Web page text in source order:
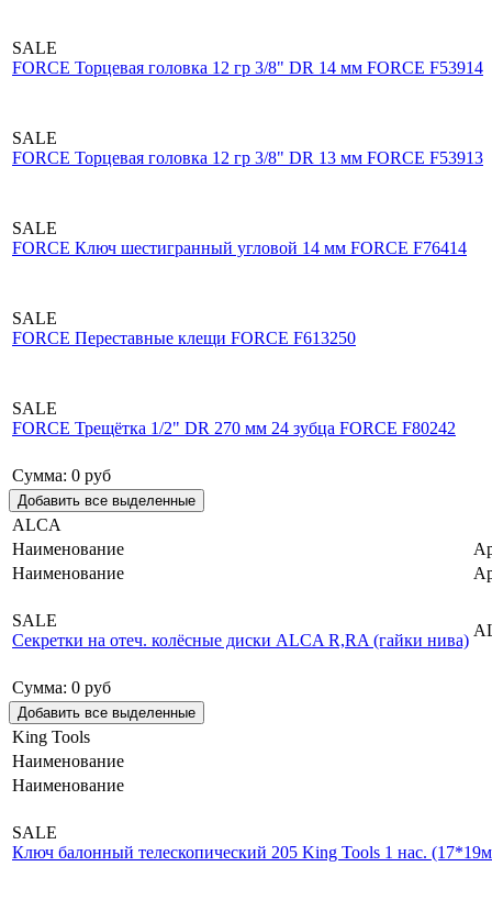
SALE
FORCE Торцевая головка 12 гр 3/8" DR 14 мм FORCE F53914
SALE
FORCE Торцевая головка 12 гр 3/8" DR 13 мм FORCE F53913
SALE
FORCE Ключ шестигранный угловой 14 мм FORCE F76414
SALE
FORCE Переставные клещи FORCE F613250
SALE
FORCE Трещётка 1/2" DR 270 мм 24 зубца FORCE F80242
Сумма: 0 руб
ALCA
Наименование
Наименование
SALE
Секретки на отеч. колёсные диски ALCA R,RA (гайки нива)
Сумма: 0 руб
King Tools
Наименование
Наименование
SALE
Ключ балонный телескопический 205 King Tools 1 нас.